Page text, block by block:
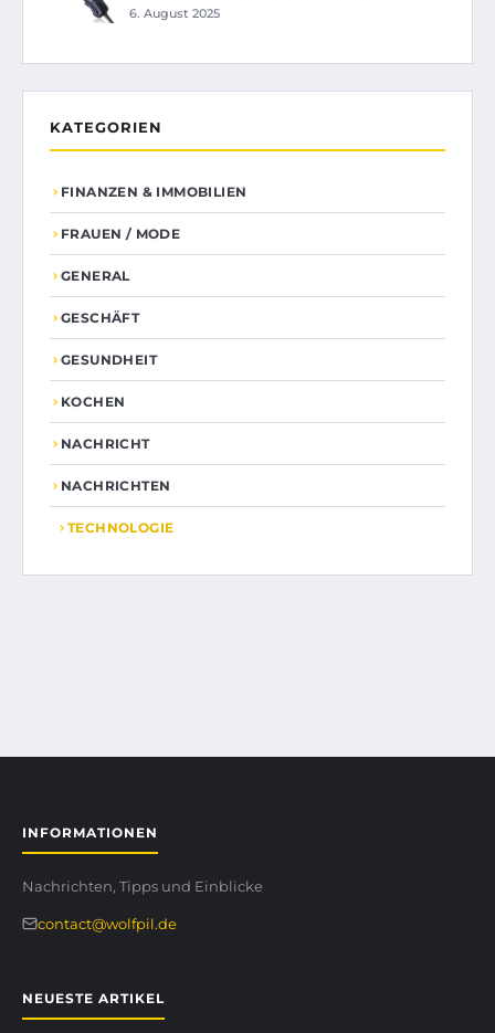
6. August 2025
KATEGORIEN
FINANZEN & IMMOBILIEN
FRAUEN / MODE
GENERAL
GESCHÄFT
GESUNDHEIT
KOCHEN
NACHRICHT
NACHRICHTEN
TECHNOLOGIE
INFORMATIONEN
Nachrichten, Tipps und Einblicke
contact@wolfpil.de
NEUESTE ARTIKEL